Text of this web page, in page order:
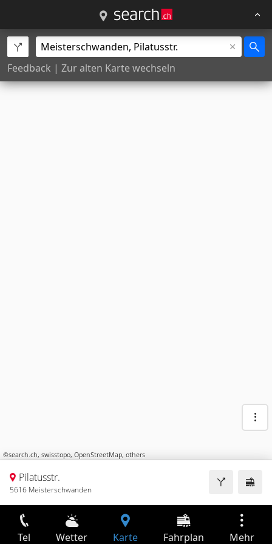
Feedback | Zur alten Karte wechseln
©search.ch, swisstopo, OpenStreetMap, others
Pilatusstr.
5616 Meisterschwanden
Tel Wetter Karte Fahrplan Mehr